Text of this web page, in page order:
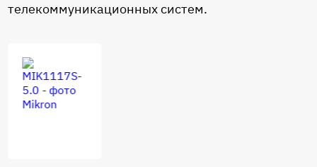
телекоммуникационных систем.